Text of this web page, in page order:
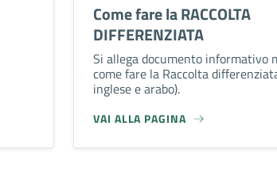
Come fare la RACCOLTA
DIFFERENZIATA
Si allega documento informativo
come fare la Raccolta
inglese e arabo).
VAI ALLA PAGINA